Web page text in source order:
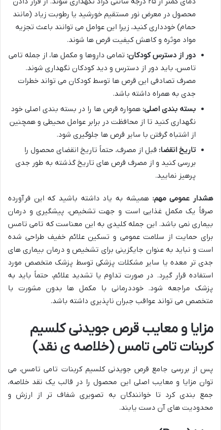
محصول در معرض نور مستقیم خورشید یا رطوبت زیاد (مانند
حمام) خودداری کنید، زیرا این عوامل می توانند باعث تجزیه
مواد موثره و کاهش کیفیت قرص ها شوند.
دور از دسترس کودکان: تمامی داروها و مکمل ها، از جمله تامی
تامس، باید دور از دسترس و دید کودکان نگهداری شوند.
مصرف تصادفی این قرص ها توسط کودکان می تواند خطرات
جدی به همراه داشته باشد.
بسته بندی اصلی: همواره قرص ها را در بسته بندی اصلی خود
نگهداری کنید تا از محافظت در برابر عوامل محیطی و همچنین
از اشتباه گرفتن با سایر قرص ها جلوگیری شود.
تاریخ انقضا: قبل از مصرف، حتماً تاریخ انقضای محصول را
بررسی کنید و از مصرف قرص های تاریخ گذشته به طور جدی
پرهیز نمایید.
هشدار عمومی مهم: همیشه به یاد داشته باشید که این فرآورده
صرفاً یک مکمل غذایی است و جهت تشخیص، پیشگیری و درمان
بیماری نمی باشد. این جمله کلیدی به این معناست که تامی تامس
برای حمایت از سلامت عمومی و تسکین علائم خفیف طراحی شده
است و نباید به عنوان جایگزینی برای تشخیص و درمان بیماری های
جدی تر معده یا سایر مشکلات پزشکی توسط پزشک متخصص مورد
استفاده قرار گیرد. در صورت تداوم یا تشدید علائم، حتماً باید به
پزشک مراجعه شود. خوددرمانی با مکمل ها بدون مشورت با
متخصص می تواند عواقب جبران ناپذیری داشته باشد.
مزایا و معایب قرص جویدنی کلسیم
کربنات تامی تامس (خلاصه ی نقد)
پس از بررسی جامع قرص جویدنی کلسیم کربنات تامی تامس، می
توان مزایا و معایب اصلی این محصول را در قالب یک نقد خلاصه،
جمع بندی کرد تا خوانندگان به تصویری شفاف تر از ارزش و
محدودیت های آن دست یابند.